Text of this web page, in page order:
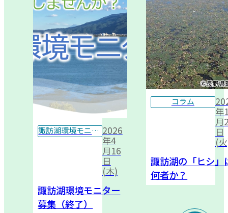
諏訪湖環境モニター 2026
年4
月16
日
(木)
諏訪湖環境モニター
募集（終了）
コラム
年
月
日
(
諏訪湖の「ヒシ」
何者か？